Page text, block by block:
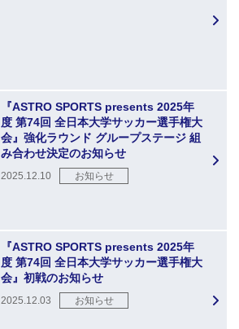
『ASTRO SPORTS presents 2025年
度 第74回 全日本大学サッカー選手権大
会』強化ラウンド グループステージ 組
み合わせ決定のお知らせ
2025.12.10 お知らせ
『ASTRO SPORTS presents 2025年
度 第74回 全日本大学サッカー選手権大
会』初戦のお知らせ
2025.12.03 お知らせ